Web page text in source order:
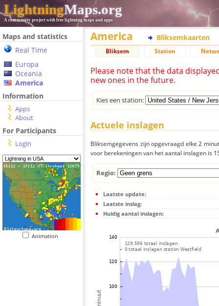
LightningMaps.org
A community project with free lightning maps and apps
Maps and statistics
Real Time
Europa
Oceania
America
Information
Apps
About
For Participants
Login
Animation
America Bliksemkaarten
Bliksem Station
Please note that the data
new ones in the future.
Kies een station:
Actuele inslagen
Bliksemgegevens zijn opgevraagd elke 2
voor berekeningen van het aantal inslagen is
Regio:
Laatste update:
Laatste inslag:
Huidig aantal inslagen: